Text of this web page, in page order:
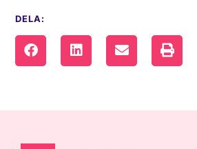
DELA: